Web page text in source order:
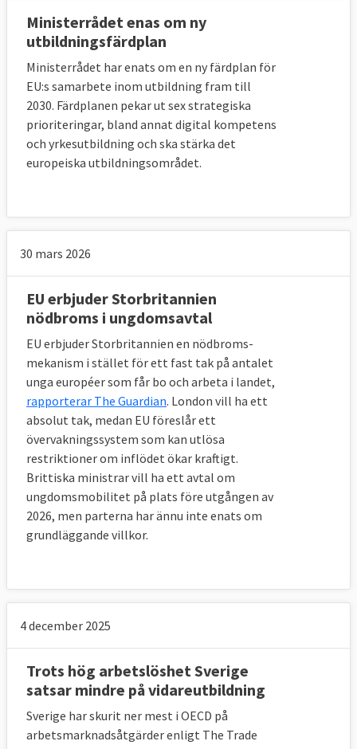
Ministerrådet enas om ny
utbildningsfärdplan
Ministerrådet har enats om en ny färdplan för
EU:s samarbete inom utbildning fram till
2030. Färdplanen pekar ut sex strategiska
prioriteringar, bland annat digital kompetens
och yrkesutbildning och ska stärka det
europeiska utbildningsområdet.
30 mars 2026
EU erbjuder Storbritannien
nödbroms i ungdomsavtal
EU erbjuder Storbritannien en nödbroms-
mekanism i stället för ett fast tak på antalet
unga européer som får bo och arbeta i landet,
rapporterar The Guardian. London vill ha ett
absolut tak, medan EU föreslår ett
övervakningssystem som kan utlösa
restriktioner om inflödet ökar kraftigt.
Brittiska ministrar vill ha ett avtal om
ungdomsmobilitet på plats före utgången av
2026, men parterna har ännu inte enats om
grundläggande villkor.
4 december 2025
Trots hög arbetslöshet Sverige
satsar mindre på vidareutbildning
Sverige har skurit ner mest i OECD på
arbetsmarknadsåtgärder enligt The Trade